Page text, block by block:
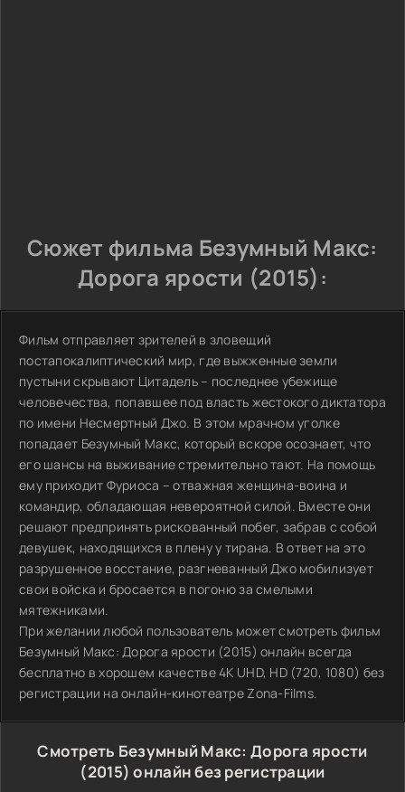
Сюжет фильма Безумный Макс:
Дорога ярости (2015):
Фильм отправляет зрителей в зловещий
постапокалиптический мир, где выжженные земли
пустыни скрывают Цитадель – последнее убежище
человечества, попавшее под власть жестокого диктатора
по имени Несмертный Джо. В этом мрачном уголке
попадает Безумный Макс, который вскоре осознает, что
его шансы на выживание стремительно тают. На помощь
ему приходит Фуриоса – отважная женщина-воина и
командир, обладающая невероятной силой. Вместе они
решают предпринять рискованный побег, забрав с собой
девушек, находящихся в плену у тирана. В ответ на это
разрушенное восстание, разгневанный Джо мобилизует
свои войска и бросается в погоню за смелыми
мятежниками.
При желании любой пользователь может смотреть фильм
Безумный Макс: Дорога ярости (2015) онлайн всегда
бесплатно в хорошем качестве 4K UHD, HD (720, 1080) без
регистрации на онлайн-кинотеатре Zona-Films.
Смотреть Безумный Макс: Дорога ярости
(2015) онлайн без регистрации